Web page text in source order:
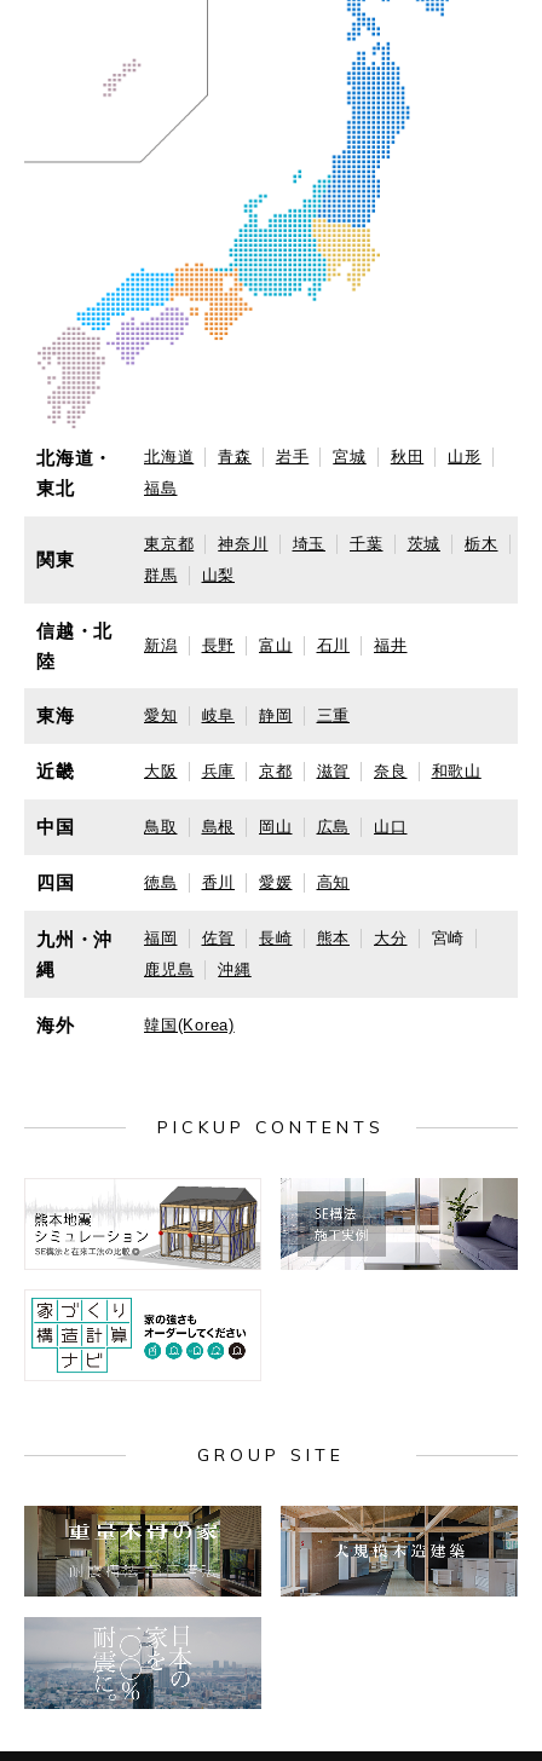
北海道・
東北
北海道 青森 岩手 宮城 秋田
山形
福島
関東
東京都 神奈川 埼玉 千葉 茨城
栃木
群馬
山梨
信越・北
陸
新潟 長野 富山 石川 福井
東海 愛知 岐阜 静岡 三重
近畿 大阪 兵庫 京都 滋賀 奈良 和歌山
中国 鳥取 島根 岡山 広島 山口
四国 徳島 香川 愛媛 高知
九州・沖
縄
福岡 佐賀 長崎 熊本 大分
宮崎
鹿児島
沖縄
海外 韓国(Korea)
PICKUP CONTENTS
GROUP SITE